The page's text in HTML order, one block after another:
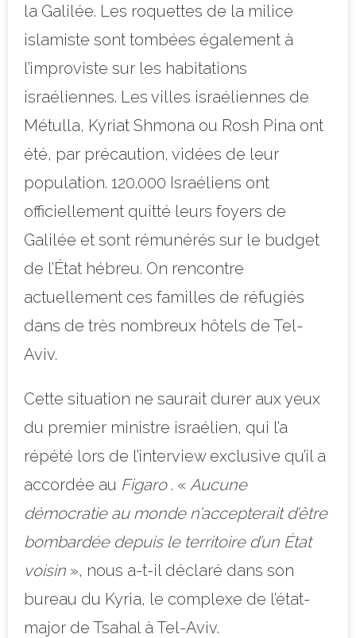
la Galilée. Les roquettes de la milice
islamiste sont tombées également à
l’improviste sur les habitations
israéliennes. Les villes israéliennes de
Métulla, Kyriat Shmona ou Rosh Pina ont
été, par précaution, vidées de leur
population. 120.000 Israéliens ont
officiellement quitté leurs foyers de
Galilée et sont rémunérés sur le budget
de l’État hébreu. On rencontre
actuellement ces familles de réfugiés
dans de très nombreux hôtels de Tel-
Aviv.
Cette situation ne saurait durer aux yeux
du premier ministre israélien, qui l’a
répété lors de l’interview exclusive qu’il a
accordée au Figaro. « Aucune
démocratie au monde n’accepterait d’être
bombardée depuis le territoire d’un État
voisin », nous a-t-il déclaré dans son
bureau du Kyria, le complexe de l’état-
major de Tsahal à Tel-Aviv.